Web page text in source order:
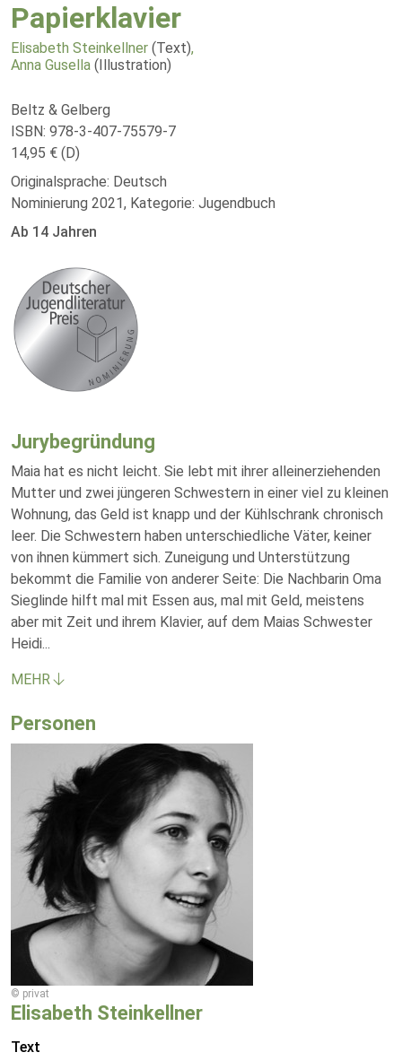
Papierklavier
Elisabeth Steinkellner (Text),
Anna Gusella (Illustration)
Beltz & Gelberg
ISBN: 978-3-407-75579-7
14,95 € (D)
Originalsprache: Deutsch
Nominierung 2021, Kategorie: Jugendbuch
Ab 14 Jahren
Jurybegründung
Maia hat es nicht leicht. Sie lebt mit ihrer alleinerziehenden
Mutter und zwei jüngeren Schwestern in einer viel zu kleinen
Wohnung, das Geld ist knapp und der Kühlschrank chronisch
leer. Die Schwestern haben unterschiedliche Väter, keiner
von ihnen kümmert sich. Zuneigung und Unterstützung
bekommt die Familie von anderer Seite: Die Nachbarin Oma
Sieglinde hilft mal mit Essen aus, mal mit Geld, meistens
aber mit Zeit und ihrem Klavier, auf dem Maias Schwester
Heidi...
MEHR
Personen
© privat
Elisabeth Steinkellner
Text